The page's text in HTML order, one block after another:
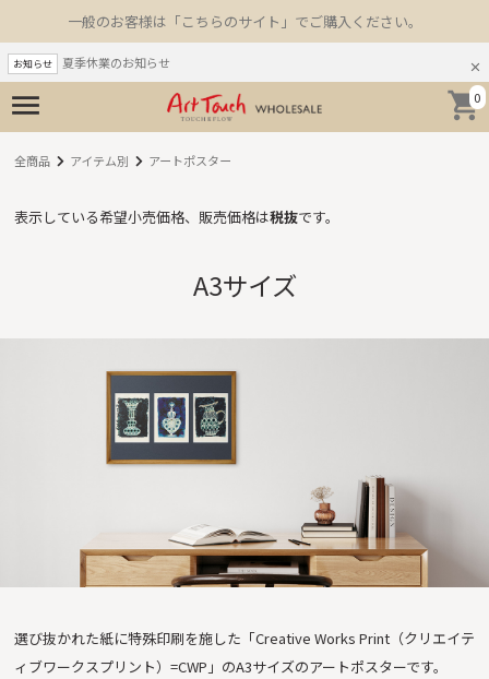
一般のお客様は「こちらのサイト」でご購入ください。
お知らせ
夏季休業のお知らせ
0
全商品 アイテム別 アートポスター
表示している希望小売価格、販売価格は税抜です。
A3サイズ
選び抜かれた紙に特殊印刷を施した「Creative Works Print（クリエイテ
ィブワークスプリント）=CWP」のA3サイズのアートポスターです。